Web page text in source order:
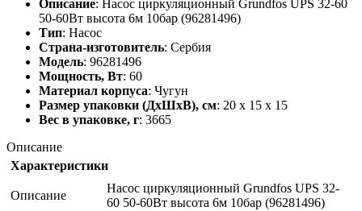
Описание: Насос циркуляционный Grundfos UPS 32-60
50-60Вт высота 6м 10бар (96281496)
Тип: Насос
Страна-изготовитель: Сербия
Модель: 96281496
Мощность, Вт: 60
Материал корпуса: Чугун
Размер упаковки (ДхШхВ), см: 20 x 15 x 15
Вес в упаковке, г: 3665
Описание
Характеристики
Описание
Насос циркуляционный Grundfos UPS 32-
60 50-60Вт высота 6м 10бар (96281496)